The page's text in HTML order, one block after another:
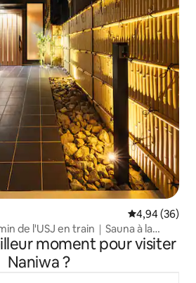
Évaluation
4,94 (36)
de l'USJ en train｜Sauna à la
moment pour visiter
Naniwa ?